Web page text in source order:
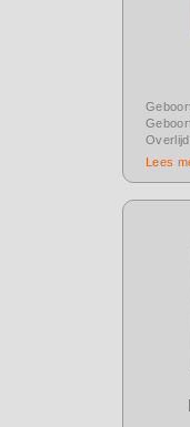
Lees